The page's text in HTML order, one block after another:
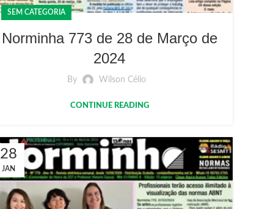
SEM CATEGORIA
Norminha 773 de 28 de Março de
2024
By Wilson Célio
CONTINUE READING
28
JAN